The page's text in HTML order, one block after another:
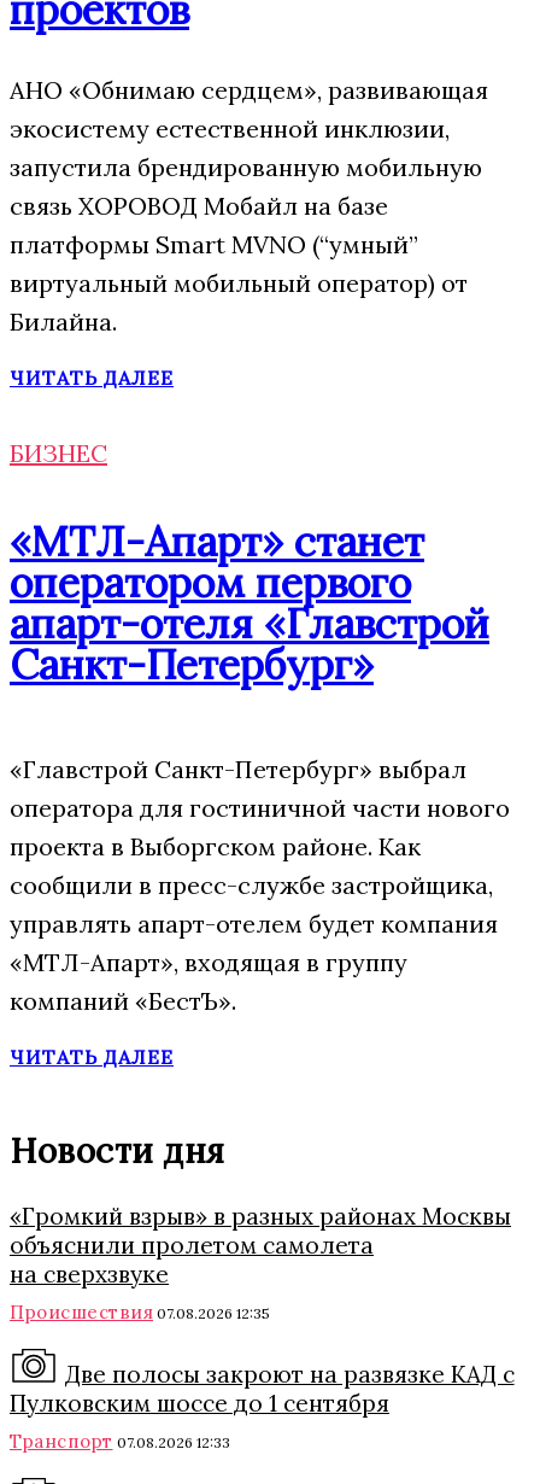
АНО «Обнимаю сердцем», развивающая
экосистему естественной инклюзии,
запустила брендированную мобильную
связь ХОРОВОД Мобайл на базе
платформы Smart MVNO (“умный”
виртуальный мобильный оператор) от
Билайна.
ЧИТАТЬ ДАЛЕЕ
БИЗНЕС
«МТЛ-Апарт» станет
оператором первого
апарт-отеля «Главстрой
Санкт-Петербург»
«Главстрой Санкт-Петербург» выбрал
оператора для гостиничной части нового
проекта в Выборгском районе. Как
сообщили в пресс-службе застройщика,
управлять апарт-отелем будет компания
«МТЛ-Апарт», входящая в группу
компаний «БестЪ».
ЧИТАТЬ ДАЛЕЕ
Новости дня
«Громкий взрыв» в разных районах Москвы
объяснили пролетом самолета
на сверхзвуке
Происшествия 07.08.2026 12:35
Две полосы закроют на развязке КАД с
Пулковским шоссе до 1 сентября
Транспорт 07.08.2026 12:33